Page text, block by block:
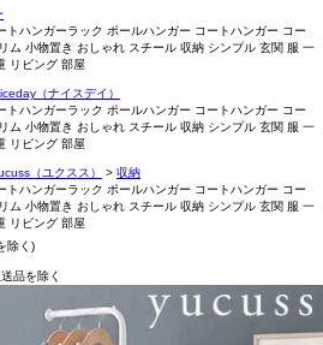
トハンガーラック ポールハンガー コートハンガー コー
ム 小物置き おしゃれ スチール 収納 シンプル 玄関 服 一
リビング 部屋
（ナイスデイ）
トハンガーラック ポールハンガー コートハンガー コー
ム 小物置き おしゃれ スチール 収納 シンプル 玄関 服 一
リビング 部屋
（ユクスス）
収納
トハンガーラック ポールハンガー コートハンガー コー
ム 小物置き おしゃれ スチール 収納 シンプル 玄関 服 一
リビング 部屋
除く)
品を除く